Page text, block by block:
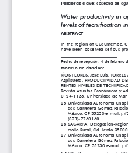
Síguenos
MEDIOS